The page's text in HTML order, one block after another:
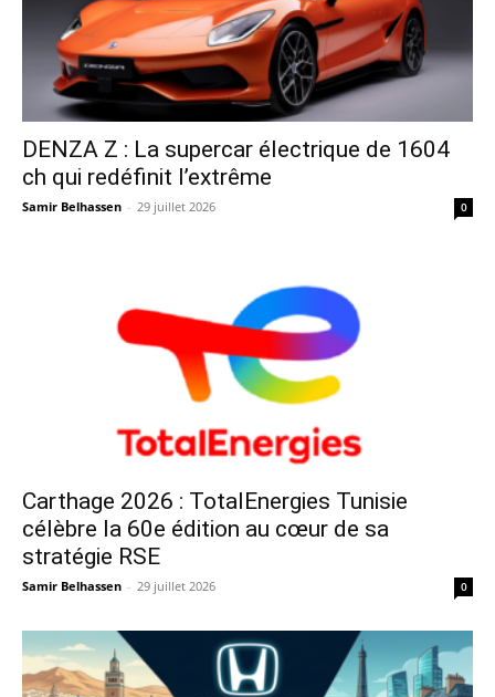
DENZA Z : La supercar électrique de 1604
ch qui redéfinit l’extrême
Samir Belhassen - 29 juillet 2026 0
Carthage 2026 : TotalEnergies Tunisie
célèbre la 60e édition au cœur de sa
stratégie RSE
Samir Belhassen - 29 juillet 2026 0